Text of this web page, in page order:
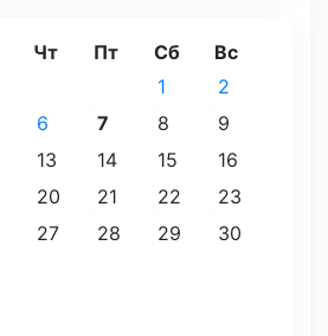
Чт Пт Сб Вс
1
2
6 7 8
9
13 14 15
16
20 21 22
23
27 28 29
30